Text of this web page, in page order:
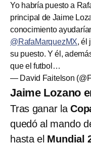
Yo habría puesto a
principal de Jaime
conocimiento
@RafaMarquezMX, él
su puesto. Y él,
que el futbol…
— David Faitelson
Jaime Lozano
Tras ganar la
quedó al mando
hasta el Mundial